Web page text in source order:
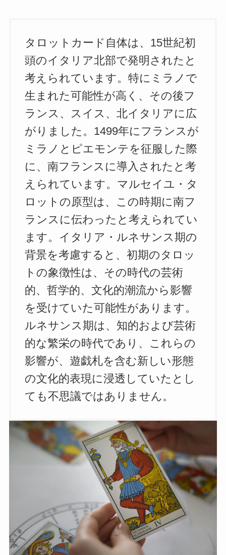
タロットカード自体は、15世紀初
頭のイタリア北部で発明されたと
考えられています。特にミラノで
生まれた可能性が高く、その後フ
ランス、スイス、北イタリアに広
がりました。1499年にフランスが
ミラノとピエモンテを征服した際
に、南フランスに導入されたと考
えられています。マルセイユ・タ
ロットの原型は、この時期に南フ
ランスに伝わったと考えられてい
ます。イタリア・ルネサンス期の
背景を考慮すると、初期のタロッ
トの象徴性は、その時代の芸術
的、哲学的、文化的潮流から影響
を受けていた可能性があります。
ルネサンス期は、知的および芸術
的な繁栄の時代であり、これらの
影響が、遊戯札を含む新しい形態
の文化的表現に浸透していたとし
ても不思議ではありません。